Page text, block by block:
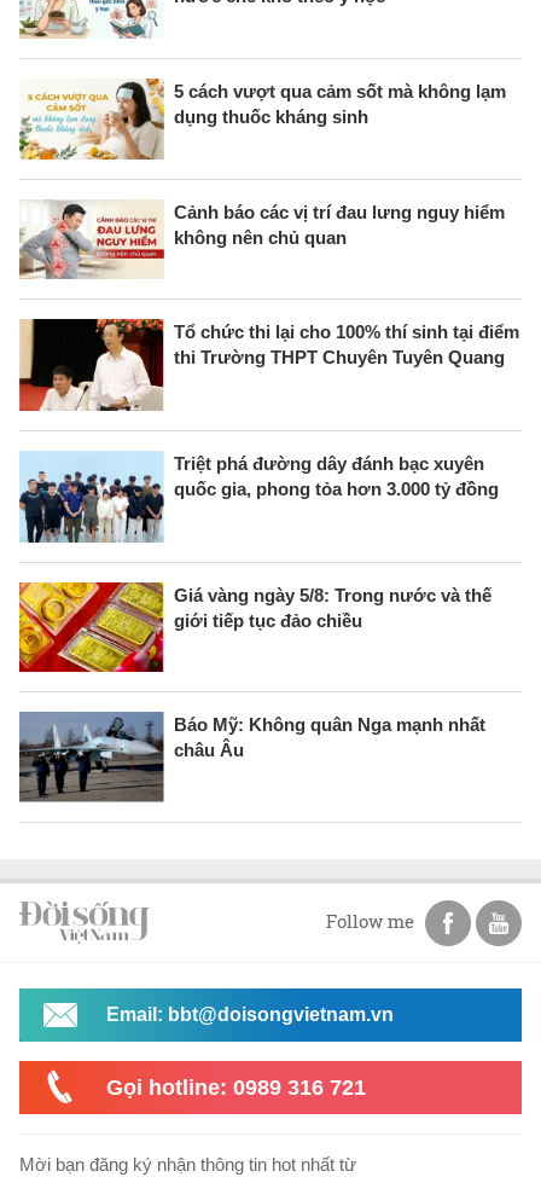
5 cách vượt qua cảm sốt mà không lạm
dụng thuốc kháng sinh
Cảnh báo các vị trí đau lưng nguy hiểm
không nên chủ quan
Tổ chức thi lại cho 100% thí sinh tại điểm
thi Trường THPT Chuyên Tuyên Quang
Triệt phá đường dây đánh bạc xuyên
quốc gia, phong tỏa hơn 3.000 tỷ đồng
Giá vàng ngày 5/8: Trong nước và thế
giới tiếp tục đảo chiều
Báo Mỹ: Không quân Nga mạnh nhất
châu Âu
Follow me
Email: bbt@doisongvietnam.vn
Gọi hotline: 0989 316 721
Mời bạn đăng ký nhận thông tin hot nhất từ